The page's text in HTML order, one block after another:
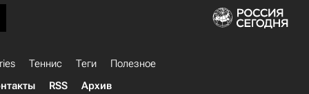
Теннис Теги
Полезное
RSS Архив